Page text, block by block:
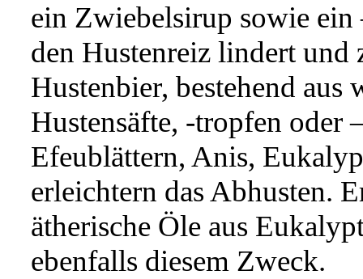
ein Zwiebelsirup sowie ein
den Hustenreiz lindert
Hustenbier, bestehend
Hustensäfte, -tropfen oder
Efeublättern, Anis,
erleichtern das Abhusten.
ätherische Öle aus
ebenfalls diesem Zweck.